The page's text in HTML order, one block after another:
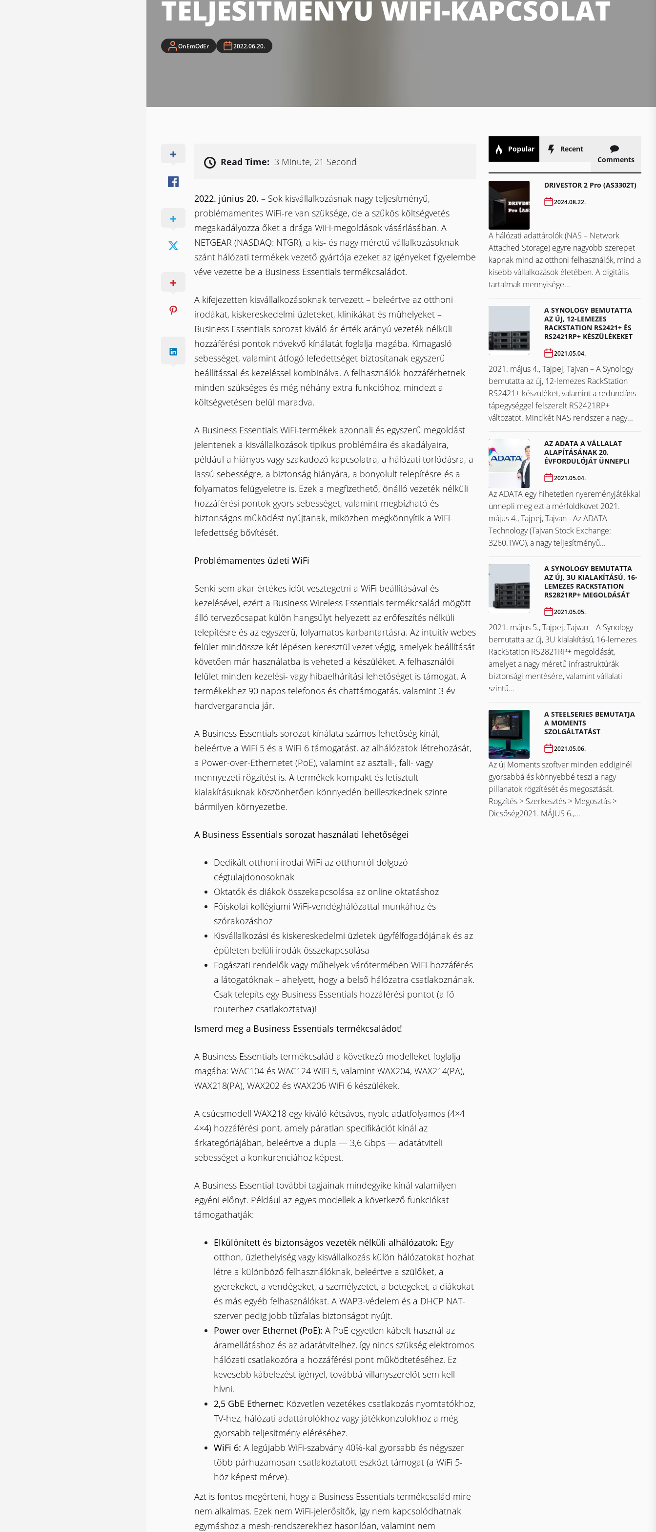
TELJESÍTMÉNYŰ WIFI-KAPCSOLAT
OnEmOdEr 2022.06.20.
Read Time: 3 Minute, 21 Second
2022. június 20. – Sok kisvállalkozásnak nagy teljesítményű,
problémamentes WiFi-re van szüksége, de a szűkös költségvetés
megakadályozza őket a drága WiFi-megoldások vásárlásában. A
NETGEAR (NASDAQ: NTGR), a kis- és nagy méretű vállalkozásoknak
szánt hálózati termékek vezető gyártója ezeket az igényeket figyelembe
véve vezette be a Business Essentials termékcsaládot.
A kifejezetten kisvállalkozásoknak tervezett – beleértve az otthoni
irodákat, kiskereskedelmi üzleteket, klinikákat és műhelyeket –
Business Essentials sorozat kiváló ár-érték arányú vezeték nélküli
hozzáférési pontok növekvő kínálatát foglalja magába. Kimagasló
sebességet, valamint átfogó lefedettséget biztosítanak egyszerű
beállítással és kezeléssel kombinálva. A felhasználók hozzáférhetnek
minden szükséges és még néhány extra funkcióhoz, mindezt a
költségvetésen belül maradva.
A Business Essentials WiFi-termékek azonnali és egyszerű megoldást
jelentenek a kisvállalkozások tipikus problémáira és akadályaira,
például a hiányos vagy szakadozó kapcsolatra, a hálózati torlódásra, a
lassú sebességre, a biztonság hiányára, a bonyolult telepítésre és a
folyamatos felügyeletre is. Ezek a megfizethető, önálló vezeték nélküli
hozzáférési pontok gyors sebességet, valamint megbízható és
biztonságos működést nyújtanak, miközben megkönnyítik a WiFi-
lefedettség bővítését.
Problémamentes üzleti WiFi
Senki sem akar értékes időt vesztegetni a WiFi beállításával és
kezelésével, ezért a Business Wireless Essentials termékcsalád mögött
álló tervezőcsapat külön hangsúlyt helyezett az erőfeszítés nélküli
telepítésre és az egyszerű, folyamatos karbantartásra. Az intuitív webes
felület mindössze két lépésen keresztül vezet végig, amelyek beállítását
követően már használatba is veheted a készüléket. A felhasználói
felület minden kezelési- vagy hibaelhárítási lehetőséget is támogat. A
termékekhez 90 napos telefonos és chattámogatás, valamint 3 év
hardvergarancia jár.
A Business Essentials sorozat kínálata számos lehetőség kínál,
beleértve a WiFi 5 és a WiFi 6 támogatást, az alhálózatok létrehozását,
a Power-over-Ethernetet (PoE), valamint az asztali-, fali- vagy
mennyezeti rögzítést is. A termékek kompakt és letisztult
kialakításuknak köszönhetően könnyedén beilleszkednek szinte
bármilyen környezetbe.
A Business Essentials sorozat használati lehetőségei
Dedikált otthoni irodai WiFi az otthonról dolgozó
cégtulajdonosoknak
Oktatók és diákok összekapcsolása az online oktatáshoz
Főiskolai kollégiumi WiFi-vendéghálózattal munkához és
szórakozáshoz
Kisvállalkozási és kiskereskedelmi üzletek ügyfélfogadójának és az
épületen belüli irodák összekapcsolása
Fogászati rendelők vagy műhelyek várótermében WiFi-hozzáférés
a látogatóknak – ahelyett, hogy a belső hálózatra csatlakoznának.
Csak telepíts egy Business Essentials hozzáférési pontot (a fő
routerhez csatlakoztatva)!
Ismerd meg a Business Essentials termékcsaládot!
A Business Essentials termékcsalád a következő modelleket foglalja
magába: WAC104 és WAC124 WiFi 5, valamint WAX204, WAX214(PA),
WAX218(PA), WAX202 és WAX206 WiFi 6 készülékek.
A csúcsmodell WAX218 egy kiváló kétsávos, nyolc adatfolyamos (4×4
4×4) hozzáférési pont, amely páratlan specifikációt kínál az
árkategóriájában, beleértve a dupla — 3,6 Gbps — adatátviteli
sebességet a konkurenciához képest.
A Business Essential további tagjainak mindegyike kínál valamilyen
egyéni előnyt. Például az egyes modellek a következő funkciókat
támogathatják:
Elkülönített és biztonságos vezeték nélküli alhálózatok: Egy
otthon, üzlethelyiség vagy kisvállalkozás külön hálózatokat hozhat
létre a különböző felhasználóknak, beleértve a szülőket, a
gyerekeket, a vendégeket, a személyzetet, a betegeket, a diákokat
és más egyéb felhasználókat. A WAP3-védelem és a DHCP NAT-
szerver pedig jobb tűzfalas biztonságot nyújt.
Power over Ethernet (PoE): A PoE egyetlen kábelt használ az
áramellátáshoz és az adatátvitelhez, így nincs szükség elektromos
hálózati csatlakozóra a hozzáférési pont működtetéséhez. Ez
kevesebb kábelezést igényel, továbbá villanyszerelőt sem kell
hívni.
2,5 GbE Ethernet: Közvetlen vezetékes csatlakozás nyomtatókhoz,
TV-hez, hálózati adattárolókhoz vagy játékkonzolokhoz a még
gyorsabb teljesítmény eléréséhez.
WiFi 6: A legújabb WiFi-szabvány 40%-kal gyorsabb és négyszer
több párhuzamosan csatlakoztatott eszközt támogat (a WiFi 5-
höz képest mérve).
Azt is fontos megérteni, hogy a Business Essentials termékcsalád mire
nem alkalmas. Ezek nem WiFi-jelerősítők, így nem kapcsolódhatnak
egymáshoz a mesh-rendszerekhez hasonlóan, valamint nem
Popular
Recent
Comments
DRIVESTOR 2 Pro (AS3302T)
2024.08.22.
A hálózati adattárolók (NAS – Network
Attached Storage) egyre nagyobb szerepet
kapnak mind az otthoni felhasználók, mind a
kisebb vállalkozások életében. A digitális
tartalmak mennyisége...
A SYNOLOGY BEMUTATTA
AZ ÚJ, 12-LEMEZES
RACKSTATION RS2421+ ÉS
RS2421RP+ KÉSZÜLÉKEKET
2021.05.04.
2021. május 4., Tajpej, Tajvan – A Synology
bemutatta az új, 12-lemezes RackStation
RS2421+ készüléket, valamint a redundáns
tápegységgel felszerelt RS2421RP+
változatot. Mindkét NAS rendszer a nagy...
AZ ADATA A VÁLLALAT
ALAPÍTÁSÁNAK 20.
ÉVFORDULÓJÁT ÜNNEPLI
2021.05.04.
Az ADATA egy hihetetlen nyereményjátékkal
ünnepli meg ezt a mérföldkövet ​​​​​​​2021.
május 4., Tajpej, Tajvan - Az ADATA
Technology (Tajvan Stock Exchange:
3260.TWO), a nagy teljesítményű...
A SYNOLOGY BEMUTATTA
AZ ÚJ, 3U KIALAKÍTÁSÚ, 16-
LEMEZES RACKSTATION
RS2821RP+ MEGOLDÁSÁT
2021.05.05.
2021. május 5., Tajpej, Tajvan – A Synology
bemutatta az új, 3U kialakítású, 16-lemezes
RackStation RS2821RP+ megoldását,
amelyet a nagy méretű infrastruktúrák
biztonsági mentésére, valamint vállalati
szintű...
A STEELSERIES BEMUTATJA
A MOMENTS
SZOLGÁLTATÁST
2021.05.06.
Az új Moments szoftver minden eddiginél
gyorsabbá és könnyebbé teszi a nagy
pillanatok rögzítését és megosztását.
Rögzítés > Szerkesztés > Megosztás >
Dicsőség2021. MÁJUS 6.,...